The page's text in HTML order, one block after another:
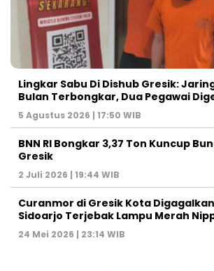
Lingkar Sabu Di Dishub Gresik:
Bulan Terbongkar, Dua Pegawai
5 Agustus 2026 | 17:50 WIB
BNN RI Bongkar 3,37 Ton Kuncup
Gresik
2 Juli 2026 | 19:44 WIB
Curanmor di Gresik Kota
Sidoarjo Terjebak Lampu Merah
24 Mei 2026 | 23:14 WIB